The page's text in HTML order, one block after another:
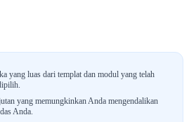
yang luas dari templat dan modul yang telah
yang memungkinkan Anda mengendalikan
Anda.